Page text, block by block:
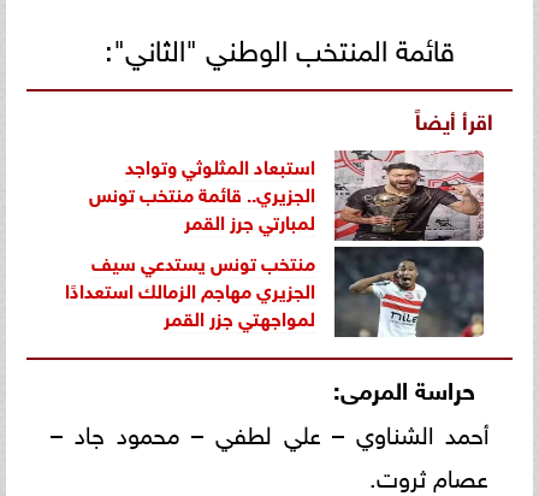
قائمة المنتخب الوطني "الثاني":
اقرأ أيضاً
استبعاد المثلوثي وتواجد
الجزيري.. قائمة منتخب تونس
لمبارتي جرز القمر
منتخب تونس يستدعي سيف
الجزيري مهاجم الزمالك استعدادًا
لمواجهتي جزر القمر
حراسة المرمى:
أحمد الشناوي – علي لطفي – محمود جاد –
عصام ثروت.